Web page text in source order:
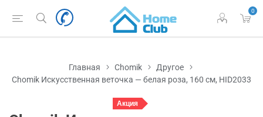
0
Главная Chomik
Другое
Chomik Искусственная веточка — белая роза, 160 см, HID2033
Акция